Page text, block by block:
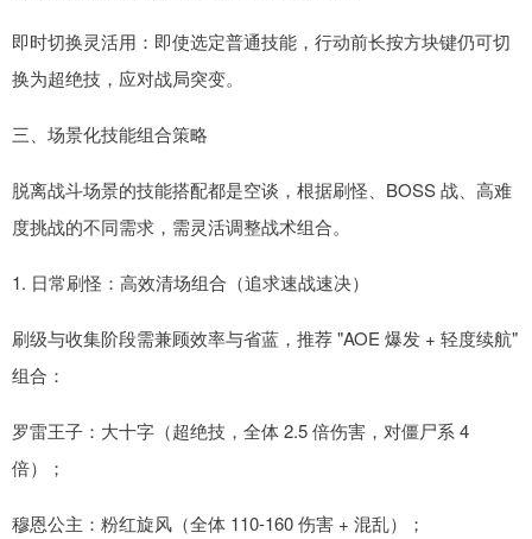
即时切换灵活用：即使选定普通技能，行动前长按方块键仍可切
换为超绝技，应对战局突变。
三、场景化技能组合策略
脱离战斗场景的技能搭配都是空谈，根据刷怪、BOSS 战、高难
度挑战的不同需求，需灵活调整战术组合。
1. 日常刷怪：高效清场组合（追求速战速决）
刷级与收集阶段需兼顾效率与省蓝，推荐 "AOE 爆发 + 轻度续航"
组合：
罗雷王子：大十字（超绝技，全体 2.5 倍伤害，对僵尸系 4
倍）；
穆恩公主：粉红旋风（全体 110-160 伤害 + 混乱）；